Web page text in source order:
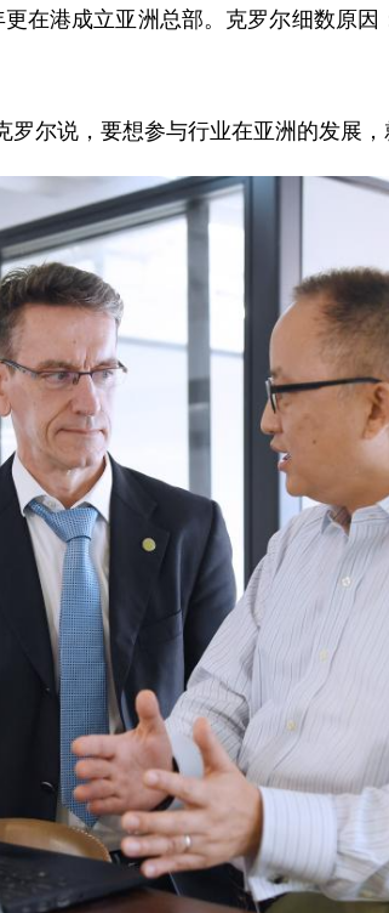
港成立亚洲总部。克罗尔细数原因
尔说，要想参与行业在亚洲的发展，